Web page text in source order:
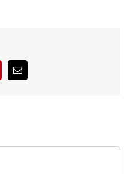
PinterestCorreo
electrónico